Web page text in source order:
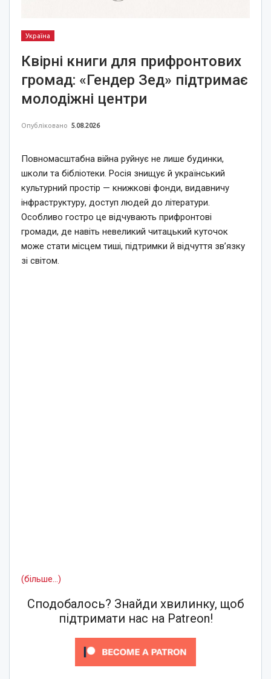
Україна
Квірні книги для прифронтових
громад: «Гендер Зед» підтримає
молодіжні центри
Опубліковано 5.08.2026
Повномасштабна війна руйнує не лише будинки,
школи та бібліотеки. Росія знищує й український
культурний простір — книжкові фонди, видавничу
інфраструктуру, доступ людей до літератури.
Особливо гостро це відчувають прифронтові
громади, де навіть невеликий читацький куточок
може стати місцем тиші, підтримки й відчуття зв’язку
зі світом.
(більше…)
Сподобалось? Знайди хвилинку, щоб
підтримати нас на Patreon!